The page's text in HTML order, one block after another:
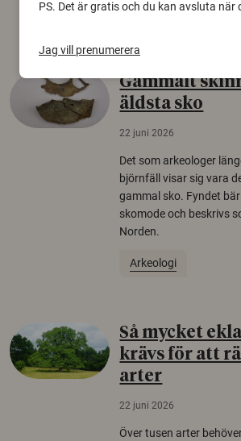
Säkerhetspolitik
Gammalt
äldsta sko
22 juni 2026
Det som arkeologer
björnfäll visar sig vara
gammal sko. Fyndet
skomode och beskrivs
Norden.
Arkeologi
Så mycket
krävs för att
arter
22 juni 2026
Över tusen arter
PS. Det är gratis och du kan avsluta när
Jag vill prenumerera